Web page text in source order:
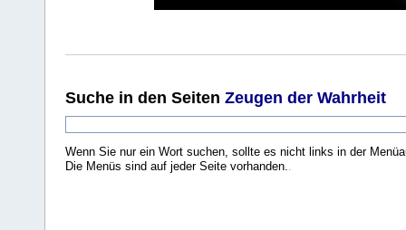
Suche in den Seiten Zeugen der Wahrheit
Wenn Sie nur ein Wort suchen, sollte es nicht links in der
Die Menüs sind auf jeder Seite vorhanden..